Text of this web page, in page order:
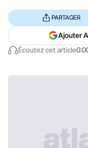
Écoutez cet article
PARTAGER
Ajouter